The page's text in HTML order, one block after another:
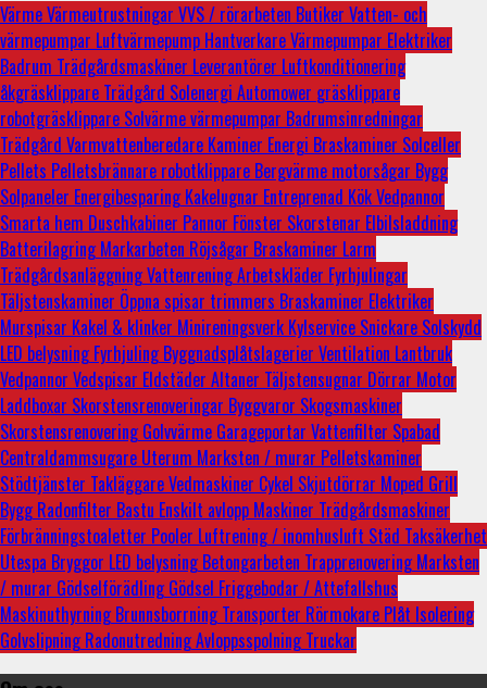
VärmeVärmeutrustningar VVS / rörarbeten Butiker Vatten- och
värmepumpar Luftvärmepump HantverkareVärmepumpar Elektriker
Badrum Trädgårdsmaskiner Leverantörer Luftkonditionering
åkgräsklippare Trädgård Solenergi Automower gräsklippare
robotgräsklippare Solvärmevärmepumpar Badrumsinredningar
Trädgård Varmvattenberedare Kaminer Energi Braskaminer Solceller
Pellets Pelletsbrännare robotklippare Bergvärme motorsågar Bygg
Solpaneler EnergibesparingKakelugnar Entreprenad KökVedpannor
Smarta hem Duschkabiner Pannor Fönster Skorstenar Elbilsladdning
BatterilagringMarkarbeten Röjsågar Braskaminer Larm
TrädgårdsanläggningVattenreningArbetskläder Fyrhjulingar
Täljstenskaminer Öppna spisar trimmers Braskaminer Elektriker
Murspisar Kakel & klinker Minireningsverk Kylservice Snickare Solskydd
LED belysningFyrhjulingByggnadsplåtslagerier Ventilation Lantbruk
Vedpannor Vedspisar Eldstäder Altaner Täljstensugnar Dörrar Motor
Laddboxar Skorstensrenoveringar Byggvaror Skogsmaskiner
SkorstensrenoveringGolvvärme Garageportar Vattenfilter Spabad
Centraldammsugare Uterum Marksten / murar Pelletskaminer
Stödtjänster TakläggareVedmaskiner Cykel Skjutdörrar Moped Grill
ByggRadonfilter Bastu Enskilt avlopp Maskiner Trädgårdsmaskiner
Förbränningstoaletter Pooler Luftrening / inomhusluft Städ Taksäkerhet
Utespa Bryggor LED belysningBetongarbeten TrapprenoveringMarksten
/ murar GödselförädlingGödsel Friggebodar / Attefallshus
MaskinuthyrningBrunnsborrningTransporter Rörmokare Plåt Isolering
GolvslipningRadonutredningAvloppsspolningTruckar